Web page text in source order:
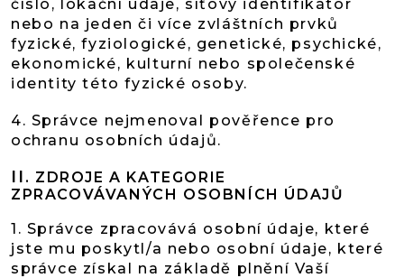
číslo, lokační údaje, síťový identifikátor
nebo na jeden či více zvláštních prvků
fyzické, fyziologické, genetické, psychické,
ekonomické, kulturní nebo společenské
identity této fyzické osoby.
4. Správce nejmenoval pověřence pro
ochranu osobních údajů.
II . ZDROJE A KATEGORIE
ZPRACOVÁVANÝCH OSOBNÍCH ÚDAJŮ
1. Správce zpracovává osobní údaje, které
jste mu poskytl/a nebo osobní údaje, které
správce získal na základě plnění Vaší